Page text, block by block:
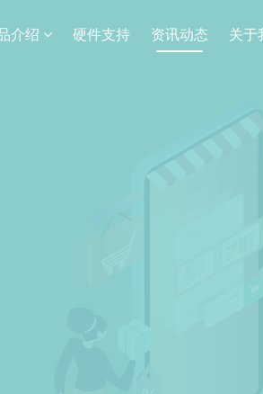
介绍 硬件支持 资讯动态 关于